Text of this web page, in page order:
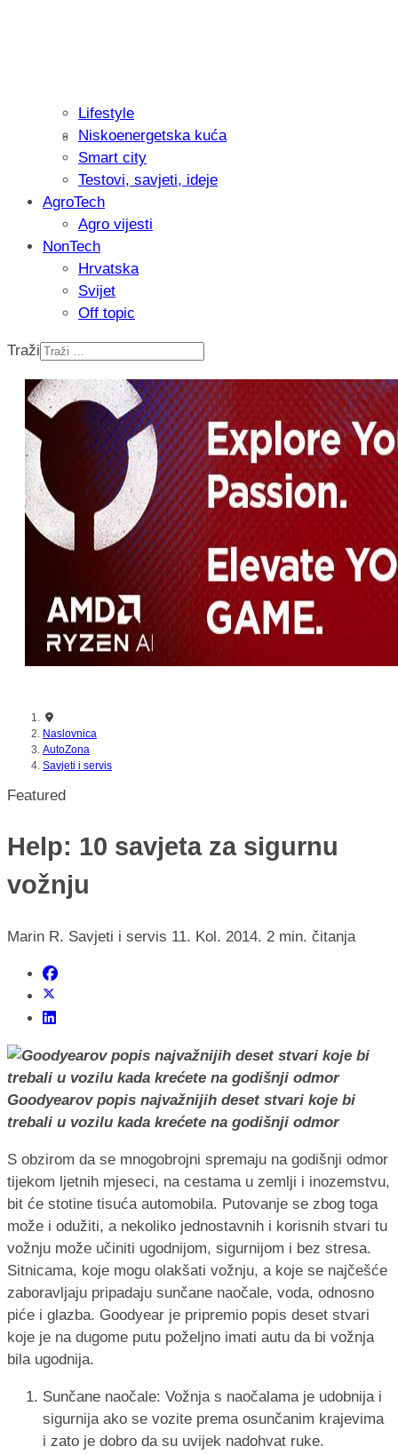
Recenzija: Philips All-in-One Trimmer
muškarcu
Isprobali smo: Thermostar
Lifestyle
Niskoenergetska kuća
Smart city
Testovi, savjeti, ideje
AgroTech
Agro vijesti
NonTech
Hrvatska
Svijet
Off topic
Traži
Naslovnica
AutoZona
Savjeti i servis
Featured
Help: 10 savjeta za sigurnu
vožnju
Marin R. Savjeti i servis 11. Kol. 2014. 2 min. čitanja
Goodyearov popis najvažnijih deset stvari koje bi
trebali u vozilu kada krećete na godišnji odmor
S obzirom da se mnogobrojni spremaju na godišnji odmor
tijekom ljetnih mjeseci, na cestama u zemlji i inozemstvu,
bit će stotine tisuća automobila. Putovanje se zbog toga
može i odužiti, a nekoliko jednostavnih i korisnih stvari tu
vožnju može učiniti ugodnijom, sigurnijom i bez stresa.
Sitnicama, koje mogu olakšati vožnju, a koje se najčešće
zaboravljaju pripadaju sunčane naočale, voda, odnosno
piće i glazba. Goodyear je pripremio popis deset stvari
koje je na dugome putu poželjno imati autu da bi vožnja
bila ugodnija.
Sunčane naočale: Vožnja s naočalama je udobnija i
sigurnija ako se vozite prema osunčanim krajevima
i zato je dobro da su uvijek nadohvat ruke.